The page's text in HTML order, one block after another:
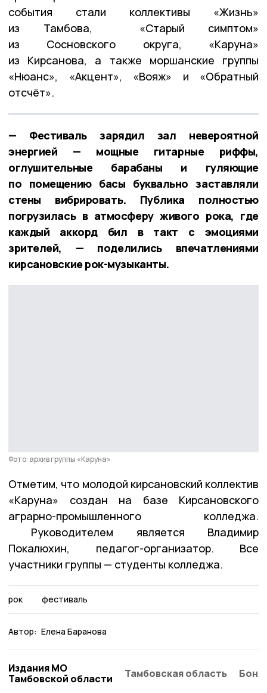
события стали коллективы «Жизнь»
из Тамбова, «Старый симптом»
из Сосновского округа, «Каруна»
из Кирсанова, а также моршанские группы
«Нюанс», «Акцент», «Вояж» и «Обратный
отсчёт».
— Фестиваль зарядил зал невероятной
энергией — мощные гитарные риффы,
оглушительные барабаны и гуляющие
по помещению басы буквально заставляли
стены вибрировать. Публика полностью
погрузилась в атмосферу живого рока, где
каждый аккорд бил в такт с эмоциями
зрителей, — поделились впечатлениями
кирсановские рок-музыканты.
Фото: архив группы «Каруна»
Отметим, что молодой кирсановский коллектив
«Каруна» создан на базе Кирсановского
аграрно-промышленного колледжа.
Руководителем является Владимир
Покалюхин, педагог-организатор. Все
участники группы — студенты колледжа.
рок фестиваль
Автор: Елена Баранова
Издания МО
Тамбовской области
Тамбовская область